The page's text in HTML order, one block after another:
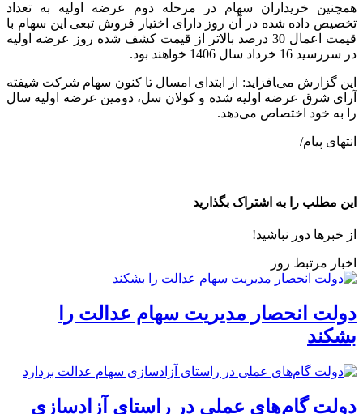
همچنین ﺧﺮﯾﺪاران ﺳﻬﺎم در ﻣﺮﺣﻠﻪ دوم ﻋﺮﺿﻪ اوﻟﯿﻪ ﺑﻪ ﺗﻌﺪاد
ﺗﺨﺼﯿﺺ داده ﺷﺪه در آن روز دارای اﺧﺘﯿﺎر ﻓﺮوش تبعی اﯾﻦ ﺳﻬﺎم با
قیمت اعمال 30 درصد بالاتر از قیمت کشف شده روز عرضه اولیه
در سررسید 16 خرداد سال 1406 ﺧﻮاﻫﻨﺪ ﺑﻮد.
این گزارش می‌‍افزاید: از ابتدای امسال تا کنون سهام شرکت شیفته
آرای شرق عرضه اولیه شده و کولان سل، دومین عرضه اولیه سال
را به خود اختصاص می‌دهد.
انتهای پیام/
این مطلب را به اشتراک بگذارید
از خبرها دور نباشید!
اخبار مرتبط روز
دولت انحصار مدیریت سهام عدالت را
بشکند
دولت گام‌های عملی در راستای آزادسازی